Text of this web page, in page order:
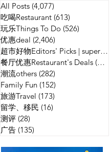
All Posts (4,077)
吃喝Restaurant (613)
玩乐Things To Do (526)
优惠deal (2,406)
超市好物Editors' Picks | supermarket
餐厅优惠Restaurant's Deals (134)
潮流others (282)
Family Fun (152)
旅游Travel (173)
留学、移民 (16)
测评 (28)
广告 (135)